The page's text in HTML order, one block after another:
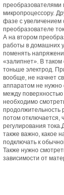
преобразователями
микропроцессору.
фазе с увеличением
преобразователе
А на втором
работы в домашних
поменять
«залипнет». В
тоньше электрод.
вообще, не начнет
аппаратом не нужно
между поверхностью
необходимо
продолжительность
потом отключается,
регулирования
также важно, какое
подключать к
Также нужно
зависимости от